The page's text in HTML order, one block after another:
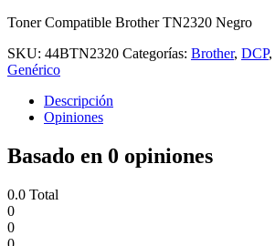
Toner Compatible Brother TN2320 Negro
SKU: 44BTN2320 Categorías: Brother, DCP,
Genérico
Descripción
Opiniones
Basado en 0 opiniones
0.0 Total
0
0